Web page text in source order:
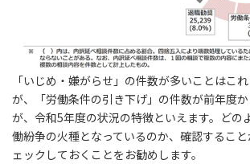
「いじめ・嫌がらせ」の件数が多いことはこ
が、「労働条件の引き下げ」の件数が前年度
が、令和5年度の状況の特徴といえます。どの
働紛争の火種となっているのか、確認するこ
ェックしておくことをお勧めします。